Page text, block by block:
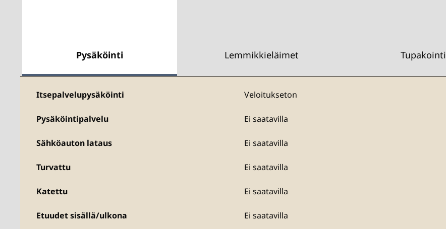
Pysäköinti Lemmikkieläimet Tupakointi
Itsepalvelupysäköinti Veloitukseton
Pysäköintipalvelu Ei saatavilla
Sähköauton lataus Ei saatavilla
Turvattu Ei saatavilla
Katettu Ei saatavilla
Etuudet sisällä/ulkona Ei saatavilla